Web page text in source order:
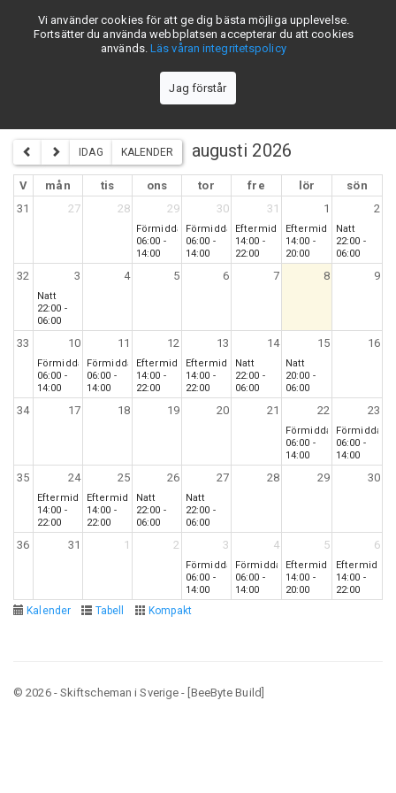
skiftschema.se
Stora Enso Kvarnsveden Pannhuset 3-skift - Lag 5
IDAG KALENDER augusti 2026
V mån tis ons tor fre lör
sön
31
27 28 29 30 31 1 2
Förmiddag
06:00 -
14:00
Förmiddag
06:00 -
14:00
Eftermiddag
14:00 -
22:00
Eftermiddag
14:00 -
20:00
Natt
22:00 -
06:00
32 3 4 5 6 7 8 9
Natt
22:00 -
06:00
33 10 11 12 13 14 15 16
Förmiddag
06:00 -
14:00
Förmiddag
06:00 -
14:00
Eftermiddag
14:00 -
22:00
Eftermiddag
14:00 -
22:00
Natt
22:00 -
06:00
Natt
20:00 -
06:00
34 17 18 19 20 21 22 23
Förmiddag
06:00 -
14:00
Förmiddag
06:00 -
14:00
35 24 25 26 27 28 29 30
Eftermiddag
14:00 -
22:00
Eftermiddag
14:00 -
22:00
Natt
22:00 -
06:00
Natt
22:00 -
06:00
36 31 1 2 3 4 5 6
Förmiddag
06:00 -
14:00
Förmiddag
06:00 -
14:00
Eftermiddag
14:00 -
20:00
Eftermiddag
14:00 -
22:00
Kalender Tabell Kompakt
© 2026 - Skiftscheman i Sverige - [BeeByte Build]
Vi använder cookies för att ge dig bästa möjliga upplevelse.
Fortsätter du använda webbplatsen accepterar du att cookies
används.Läs våran integritetspolicy
Jag förstår